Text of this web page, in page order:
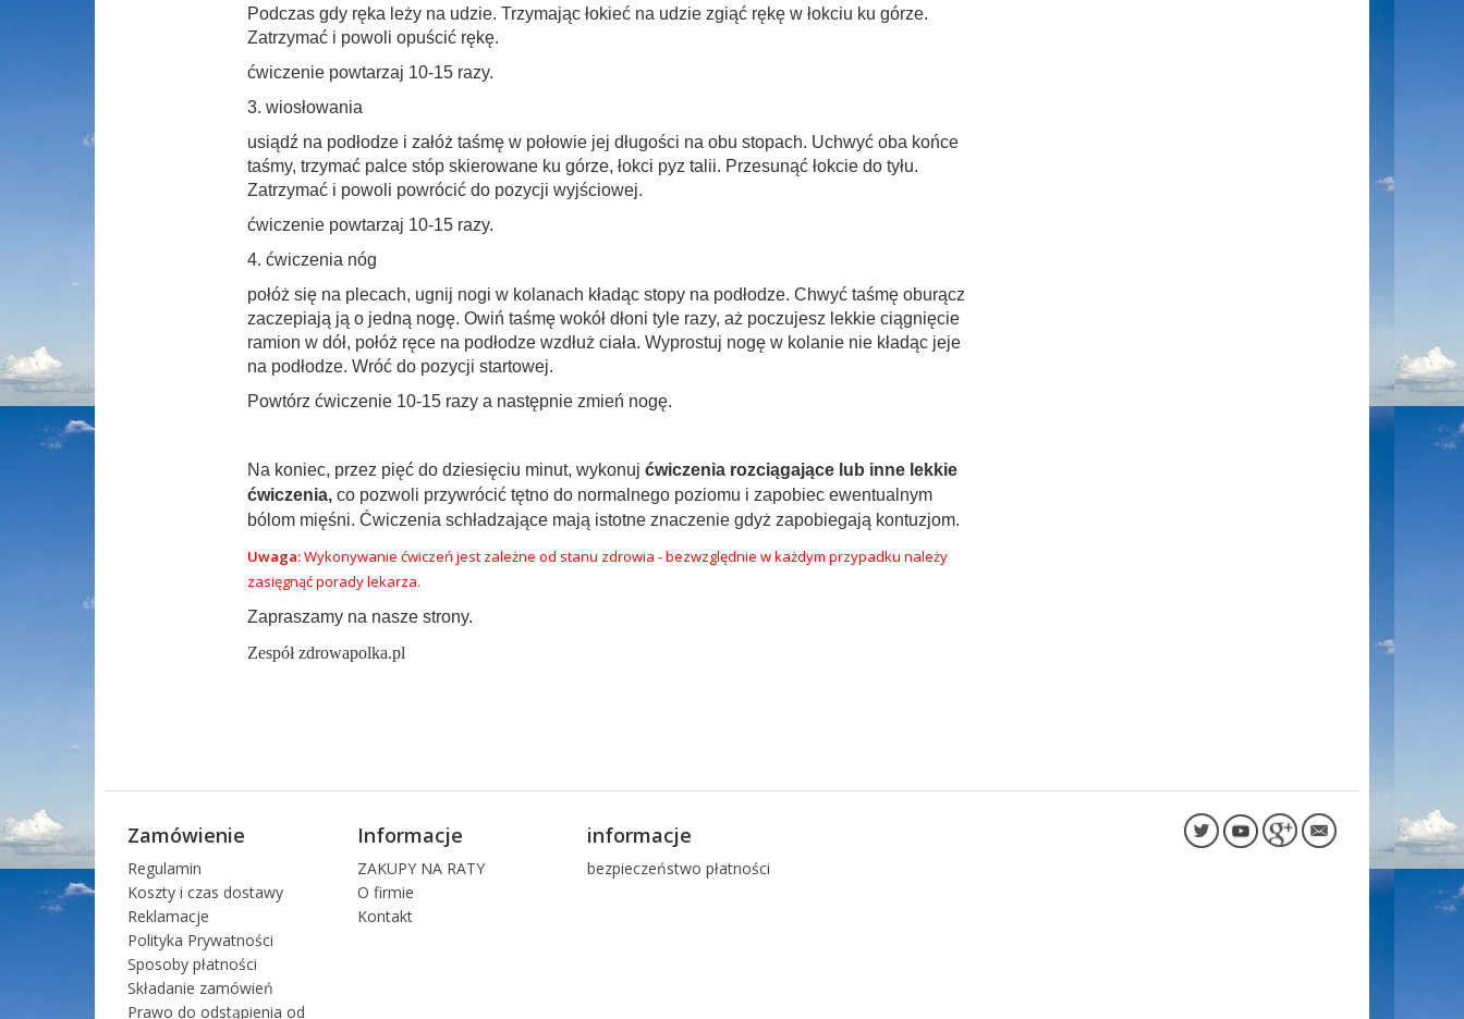
Podczas gdy ręka leży na udzie. Trzymając łokieć na udzie zgiąć rękę w łokciu ku górze.
Zatrzymać i powoli opuścić rękę.
ćwiczenie powtarzaj 10-15 razy.
3. wiosłowania
usiądź na podłodze i załóż taśmę w połowie jej długości na obu stopach. Uchwyć oba końce
taśmy, trzymać palce stóp skierowane ku górze, łokci pyz talii. Przesunąć łokcie do tyłu.
Zatrzymać i powoli powrócić do pozycji wyjściowej.
ćwiczenie powtarzaj 10-15 razy.
4. ćwiczenia nóg
połóż się na plecach, ugnij nogi w kolanach kładąc stopy na podłodze. Chwyć taśmę oburącz
zaczepiają ją o jedną nogę. Owiń taśmę wokół dłoni tyle razy, aż poczujesz lekkie ciągnięcie
ramion w dół, połóż ręce na podłodze wzdłuż ciała. Wyprostuj nogę w kolanie nie kładąc jeje
na podłodze. Wróć do pozycji startowej.
Powtórz ćwiczenie 10-15 razy a następnie zmień nogę.
Na koniec, przez pięć do dziesięciu minut, wykonuj ćwiczenia rozciągające lub inne lekkie
ćwiczenia, co pozwoli przywrócić tętno do normalnego poziomu i zapobiec ewentualnym
bólom mięśni. Ćwiczenia schładzające mają istotne znaczenie gdyż zapobiegają kontuzjom.
Uwaga:Wykonywanie ćwiczeń jest zależne od stanu zdrowia - bezwzględnie w każdym przypadku należy
zasięgnąć porady lekarza.
Zapraszamy na nasze strony.
Zespół zdrowapolka.pl
Zamówienie
Regulamin
Koszty i czas dostawy
Reklamacje
Polityka Prywatności
Sposoby płatności
Składanie zamówień
Prawo do odstąpienia od
Informacje
ZAKUPY NA RATY
O firmie
Kontakt
informacje
bezpieczeństwo płatności